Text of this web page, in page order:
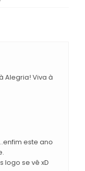
Alegria! Viva à
este ano
logo se vê xD